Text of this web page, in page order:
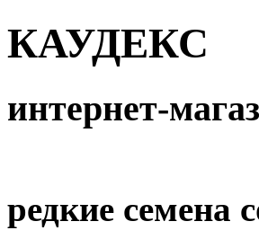
КАУДЕКС
интернет-
редкие семена